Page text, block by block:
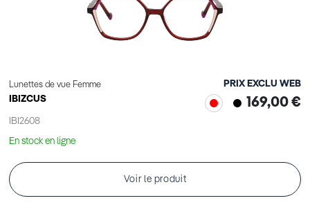
Lunettes de vue Femme
IBIZCUS
IBI2608
PRIX EXCLU WEB
169,00 €
En stock en ligne
Voir le produit